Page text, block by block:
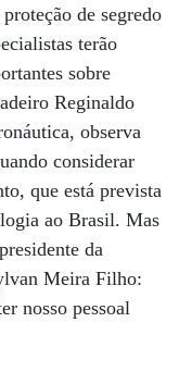
de segredo
terão
sobre
Reginaldo
observa
considerar
que está prevista
ao Brasil. Mas
da
Meira Filho:
nosso pessoal